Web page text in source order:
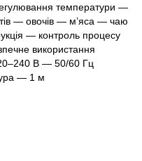
температури —
— овочів — м’яса — чаю
— контроль процесу
використання
В — 50/60 Гц
— 1 м